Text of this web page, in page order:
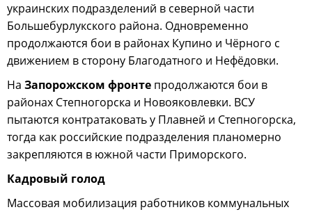
украинских подразделений в северной части
Большебурлукского района. Одновременно
продолжаются бои в районах Купино и Чёрного с
движением в сторону Благодатного и Нефёдовки.
На Запорожском фронте продолжаются бои в
районах Степногорска и Новояковлевки. ВСУ
пытаются контратаковать у Плавней и Степногорска,
тогда как российские подразделения планомерно
закрепляются в южной части Приморского.
Кадровый голод
Массовая мобилизация работников коммунальных